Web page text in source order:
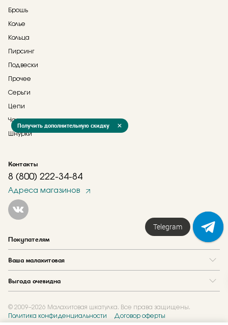
Брошь
Колье
Кольца
Пирсинг
Подвески
Прочее
Серьги
Цепи
Часы
Шнурки
Контакты
8 (800) 222-34-84
Адреса магазинов
Покупателям
Ваша малахитовая
Где купить
Новости
Журнал
Выгода очевидна
Акции
Обмен и скупка
© 2009–2026 Малахитовая шкатулка. Все права защищены.
Политика конфиденциальности
Договор оферты
Получить дополнительную скидку
Telegram